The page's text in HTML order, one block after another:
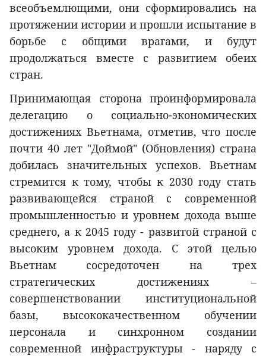
всеобъемлющими, они сформировались на
протяжении истории и прошли испытание в
борьбе с общими врагами, и будут
продолжаться вместе с развитием обеих
стран.
Принимающая сторона проинформировала
делегацию о социально-экономических
достижениях Вьетнама, отметив, что после
почти 40 лет "Доймой" (Обновления) страна
добилась значительных успехов. Вьетнам
стремится к тому, чтобы к 2030 году стать
развивающейся страной с современной
промышленностью и уровнем дохода выше
среднего, а к 2045 году - развитой страной с
высоким уровнем дохода. С этой целью
Вьетнам сосредоточен на трех
стратегических достижениях –
совершенствовании институциональной
базы, высококачественном обучении
персонала и синхронном создании
современной инфраструктуры - наряду с